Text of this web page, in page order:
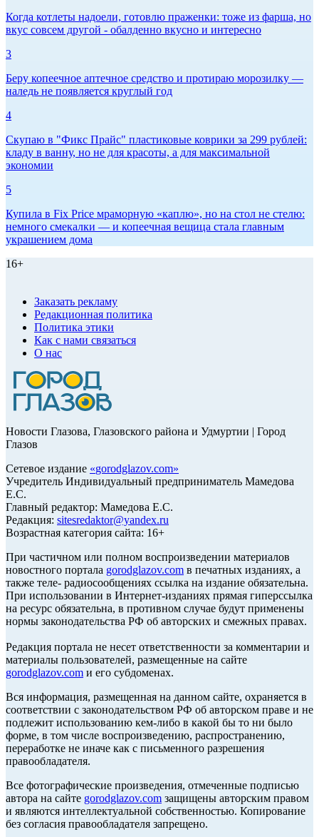
Когда котлеты надоели, готовлю праженки: тоже из фарша, но
вкус совсем другой - обалденно вкусно и интересно
3
Беру копеечное аптечное средство и протираю морозилку —
наледь не появляется круглый год
4
Скупаю в "Фикс Прайс" пластиковые коврики за 299 рублей:
кладу в ванну, но не для красоты, а для максимальной
экономии
5
Купила в Fix Price мраморную «каплю», но на стол не стелю:
немного смекалки — и копеечная вещица стала главным
украшением дома
16+
Заказать рекламу
Редакционная политика
Политика этики
Как с нами связаться
О нас
Новости Глазова, Глазовского района и Удмуртии | Город
Глазов
Сетевое издание «gorodglazov.com»
Учредитель Индивидуальный предприниматель Мамедова
Е.С.
Главный редактор: Мамедова Е.С.
Редакция: sitesredaktor@yandex.ru
Возрастная категория сайта: 16+
При частичном или полном воспроизведении материалов
новостного портала gorodglazov.com в печатных изданиях, а
также теле- радиосообщениях ссылка на издание обязательна.
При использовании в Интернет-изданиях прямая гиперссылка
на ресурс обязательна, в противном случае будут применены
нормы законодательства РФ об авторских и смежных правах.
Редакция портала не несет ответственности за комментарии и
материалы пользователей, размещенные на сайте
gorodglazov.com и его субдоменах.
Вся информация, размещенная на данном сайте, охраняется в
соответствии с законодательством РФ об авторском праве и не
подлежит использованию кем-либо в какой бы то ни было
форме, в том числе воспроизведению, распространению,
переработке не иначе как с письменного разрешения
правообладателя.
Все фотографические произведения, отмеченные подписью
автора на сайте gorodglazov.com защищены авторским правом
и являются интеллектуальной собственностью. Копирование
без согласия правообладателя запрещено.